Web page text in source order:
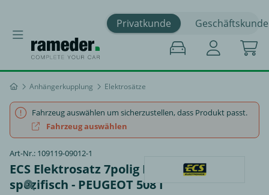
Privatkunde Geschäftskunde
Anhängerkupplung Elektrosätze
Fahrzeug auswählen um sicherzustellen, dass Produkt passt.
Fahrzeug auswählen
Art-Nr.: 109119-09012-1
ECS Elektrosatz 7polig Datenbus
spezifisch - PEUGEOT 508 I